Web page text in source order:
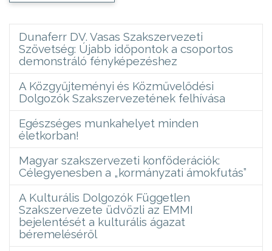
Dunaferr DV. Vasas Szakszervezeti
Szövetség: Újabb időpontok a csoportos
demonstráló fényképezéshez
A Közgyűjteményi és Közművelődési
Dolgozók Szakszervezetének felhívása
Egészséges munkahelyet minden
életkorban!
Magyar szakszervezeti konföderációk:
Célegyenesben a „kormányzati ámokfutás”
A Kulturális Dolgozók Független
Szakszervezete üdvözli az EMMI
bejelentését a kulturális ágazat
béremeléséről